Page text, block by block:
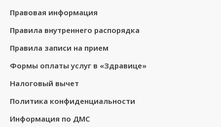
Правовая информация
Правила внутреннего распорядка
Правила записи на прием
Формы оплаты услуг в «Здравице»
Налоговый вычет
Политика конфиденциальности
Информация по ДМС